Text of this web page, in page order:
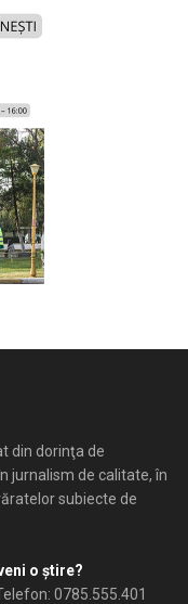
din dorinţa de
jurnalism de calitate, în
subiecte de
o ştire?
0785.555.401